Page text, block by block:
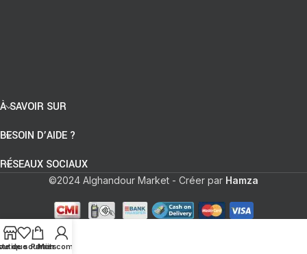
À SAVOIR SUR
BESOIN D’AIDE ?
RÉSEAUX SOCIAUX
©2024 Alghandour Market - Créer par Hamza
de souhaits
Panier
Mon compte